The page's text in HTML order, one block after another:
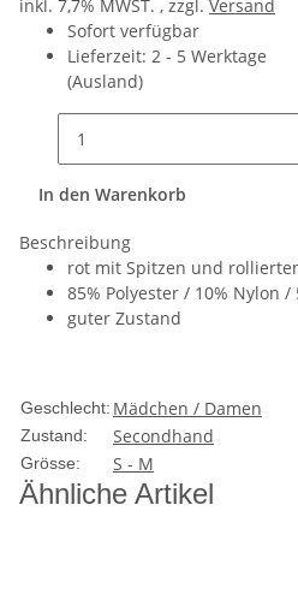
inkl. 7,7% MWST. , zzgl. Versand
Sofort verfügbar
Lieferzeit: 2 - 5 Werktage
(Ausland)
In den Warenkorb
Beschreibung
rot mit Spitzen und
85% Polyester / 10% Nylon /
guter Zustand
Geschlecht: Mädchen / Damen
Zustand: Secondhand
Grösse: S - M
Ähnliche Artikel